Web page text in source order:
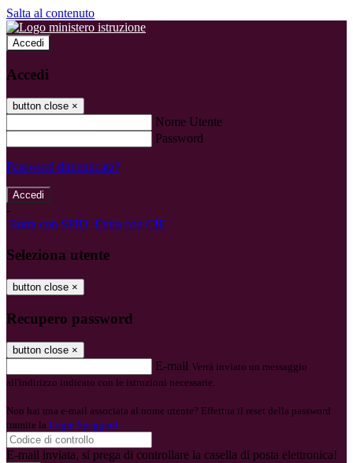
Salta al contenuto
Accedi
Accedi
button close ×
Nome Utente
Password
Password dimenticata?
-
Entra con SPID Entra con CIE
Seleziona utente
button close ×
Recupero password
button close ×
E-mail Verrà inviato un messaggio
all'indirizzo indicato con le istruzioni necessarie.
Non hai una e-mail associata al nome utente? Effettua il reset della password
tramite la Login Spaggiari
E-mail inviata, si prega di controllare la casella di posta elettronica!